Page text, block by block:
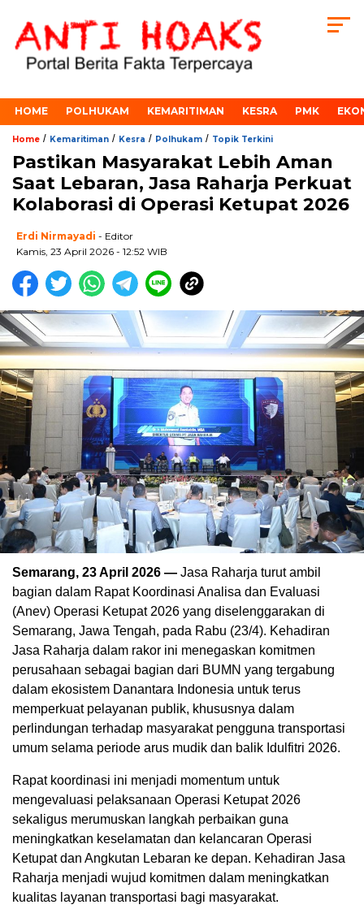
HOME POLHUKAM KEMARITIMAN KESRA PMK
Home / Kemaritiman / Kesra / Polhukam / Topik Terkini
Pastikan Masyarakat Lebih Aman
Saat Lebaran, Jasa Raharja Perkuat
Kolaborasi di Operasi Ketupat 2026
Erdi Nirmayadi - Editor
Kamis, 23 April 2026 - 12:52 WIB
Semarang, 23 April 2026 — Jasa Raharja turut ambil
bagian dalam Rapat Koordinasi Analisa dan Evaluasi
(Anev) Operasi Ketupat 2026 yang diselenggarakan di
Semarang, Jawa Tengah, pada Rabu (23/4). Kehadiran
Jasa Raharja dalam rakor ini menegaskan komitmen
perusahaan sebagai bagian dari BUMN yang tergabung
dalam ekosistem Danantara Indonesia untuk terus
memperkuat pelayanan publik, khususnya dalam
perlindungan terhadap masyarakat pengguna transportasi
umum selama periode arus mudik dan balik Idulfitri 2026.
Rapat koordinasi ini menjadi momentum untuk
mengevaluasi pelaksanaan Operasi Ketupat 2026
sekaligus merumuskan langkah perbaikan guna
meningkatkan keselamatan dan kelancaran Operasi
Ketupat dan Angkutan Lebaran ke depan. Kehadiran Jasa
Raharja menjadi wujud komitmen dalam meningkatkan
kualitas layanan transportasi bagi masyarakat.